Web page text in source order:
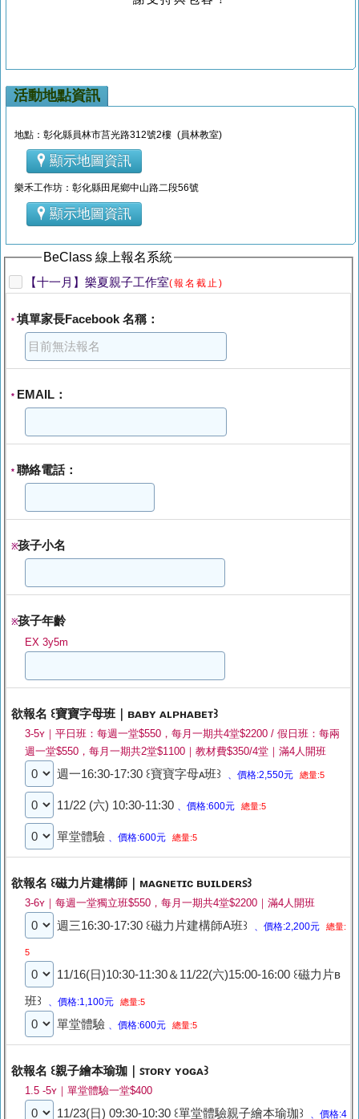
活動地點資訊
地點：彰化縣員林市莒光路312號2樓 (員林教室)
顯示地圖資訊
樂禾工作坊：彰化縣田尾鄉中山路二段56號
顯示地圖資訊
BeClass 線上報名系統
【十一月】樂夏親子工作室(報名截止)
*填單家長Facebook 名稱：
* EMAIL：
* 聯絡電話：
※孩子小名
※孩子年齡
EX 3y5m
欲報名 ꒰寶寶字母班｜ʙᴀʙʏ ᴀʟᴘʜᴀʙᴇᴛ꒱
3-5ʏ｜平日班：每週一堂$550，每月一期共4堂$2200 / 假日班：每兩
週一堂$550，每月一期共2堂$1100｜教材費$350/4堂｜滿4人開班
週一16:30-17:30 ꒰寶寶字母ᴀ班꒱ 、價格:2,550元 總量:5
11/22 (六) 10:30-11:30 、價格:600元 總量:5
單堂體驗 、價格:600元 總量:5
欲報名 ꒰磁力片建構師｜ᴍᴀɢɴᴇᴛɪᴄ ʙᴜɪʟᴅᴇʀꜱ꒱
3-6ʏ｜每週一堂獨立班$550，每月一期共4堂$2200｜滿4人開班
週三16:30-17:30 ꒰磁力片建構師A班꒱ 、價格:2,200元 總量:
5
11/16(日)10:30-11:30＆11/22(六)15:00-16:00 ꒰磁力片ʙ
班꒱ 、價格:1,100元 總量:5
單堂體驗 、價格:600元 總量:5
欲報名 ꒰親子繪本瑜珈｜ꜱᴛᴏʀʏ ʏᴏɢᴀ꒱
1.5 -5ʏ｜單堂體驗一堂$400
11/23(日) 09:30-10:30 ꒰單堂體驗親子繪本瑜珈꒱ 、價格:4